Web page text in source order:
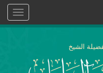
Toggle
الشيخ